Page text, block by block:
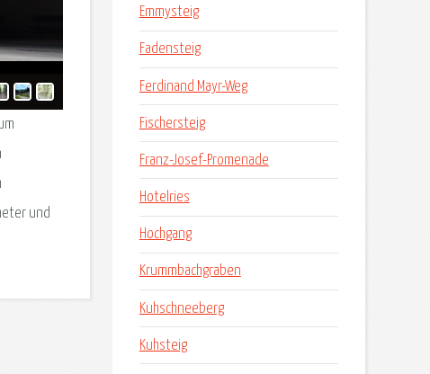
und
Emmysteig
Fadensteig
Ferdinand Mayr-Weg
Fischersteig
Franz-Josef-Promenade
Hotelries
Hochgang
Krummbachgraben
Kuhschneeberg
Kuhsteig